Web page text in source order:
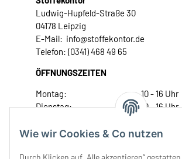
Wie wir Cookies & Co nutzen
Ludwig-Hupfeld-Straße 30
04178 Leipzig
E-Mail: info@stoffekontor.de
Telefon: (0341) 468 49 65
ÖFFNUNGSZEITEN
Montag:
10 - 16 Uhr
Dienstag:
10 - 16 Uhr
Donnerstag:
10 - 18 Uhr